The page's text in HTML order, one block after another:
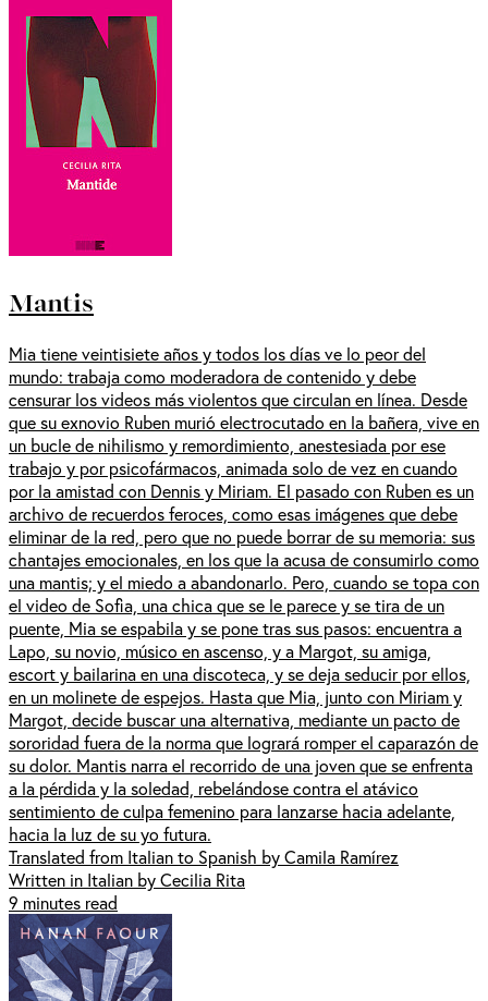
Mantis
Mia tiene veintisiete años y todos los días ve lo peor del
mundo: trabaja como moderadora de contenido y debe
censurar los videos más violentos que circulan en línea. Desde
que su exnovio Ruben murió electrocutado en la bañera, vive en
un bucle de nihilismo y remordimiento, anestesiada por ese
trabajo y por psicofármacos, animada solo de vez en cuando
por la amistad con Dennis y Miriam. El pasado con Ruben es un
archivo de recuerdos feroces, como esas imágenes que debe
eliminar de la red, pero que no puede borrar de su memoria: sus
chantajes emocionales, en los que la acusa de consumirlo como
una mantis; y el miedo a abandonarlo. Pero, cuando se topa con
el video de Sofia, una chica que se le parece y se tira de un
puente, Mia se espabila y se pone tras sus pasos: encuentra a
Lapo, su novio, músico en ascenso, y a Margot, su amiga,
escort y bailarina en una discoteca, y se deja seducir por ellos,
en un molinete de espejos. Hasta que Mia, junto con Miriam y
Margot, decide buscar una alternativa, mediante un pacto de
sororidad fuera de la norma que logrará romper el caparazón de
su dolor. Mantis narra el recorrido de una joven que se enfrenta
a la pérdida y la soledad, rebelándose contra el atávico
sentimiento de culpa femenino para lanzarse hacia adelante,
hacia la luz de su yo futura.
Translated from Italian to Spanish by Camila Ramírez
Written in Italian by Cecilia Rita
9 minutes read